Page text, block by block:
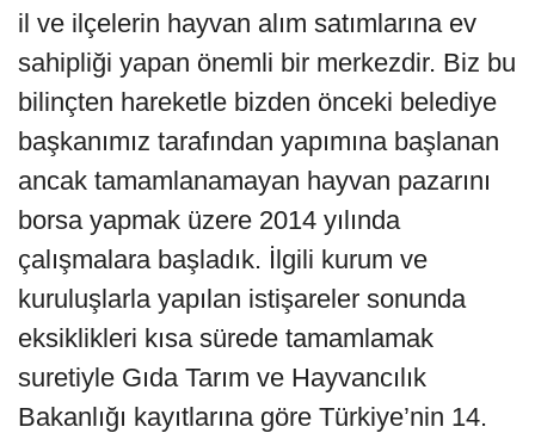
il ve ilçelerin hayvan alım satımlarına ev
sahipliği yapan önemli bir merkezdir. Biz bu
bilinçten hareketle bizden önceki belediye
başkanımız tarafından yapımına başlanan
ancak tamamlanamayan hayvan pazarını
borsa yapmak üzere 2014 yılında
çalışmalara başladık. İlgili kurum ve
kuruluşlarla yapılan istişareler sonunda
eksiklikleri kısa sürede tamamlamak
suretiyle Gıda Tarım ve Hayvancılık
Bakanlığı kayıtlarına göre Türkiye’nin 14.